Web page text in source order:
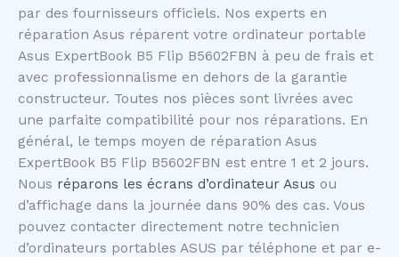
par des fournisseurs officiels. Nos experts en
réparation Asus réparent votre ordinateur portable
Asus ExpertBook B5 Flip B5602FBN à peu de frais et
avec professionnalisme en dehors de la garantie
constructeur. Toutes nos pièces sont livrées avec
une parfaite compatibilité pour nos réparations. En
général, le temps moyen de réparation Asus
ExpertBook B5 Flip B5602FBN est entre 1 et 2 jours.
Nous réparons les écrans d’ordinateur Asus ou
d’affichage dans la journée dans 90% des cas. Vous
pouvez contacter directement notre technicien
d’ordinateurs portables ASUS par téléphone et par e-